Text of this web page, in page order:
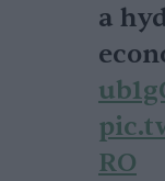
a
RO